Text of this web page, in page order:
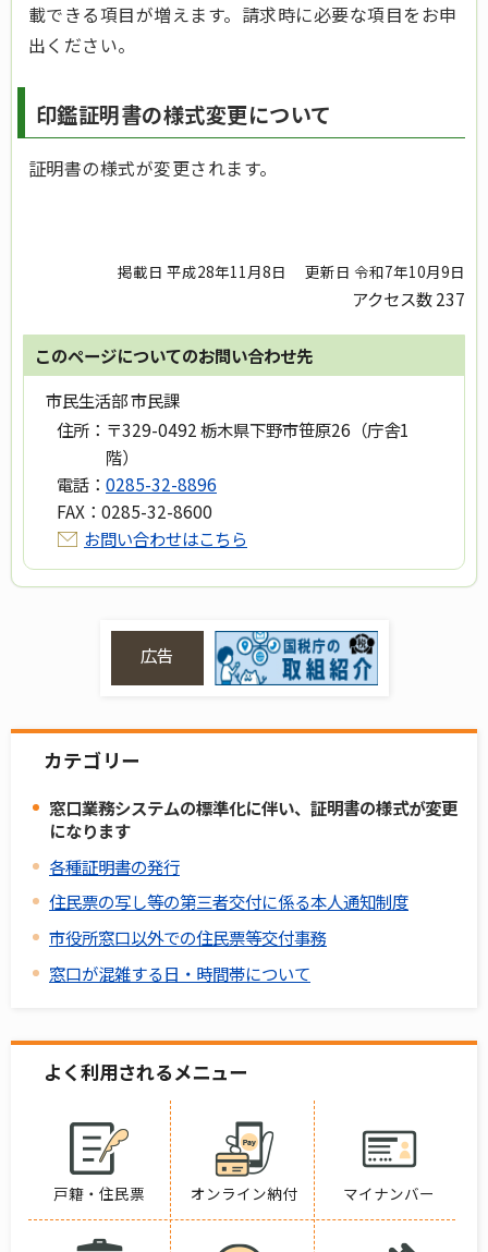
載できる項目が増えます。請求時に必要な項目をお申
出ください。
印鑑証明書の様式変更について
証明書の様式が変更されます。
掲載日 平成28年11月8日 更新日 令和7年10月9日
アクセス数237
このページについてのお問い合わせ先
市民生活部 市民課
住所： 〒329-0492 栃木県下野市笹原26（庁舎1
階）
電話： 0285-32-8896
FAX： 0285-32-8600
お問い合わせはこちら
広告
カテゴリー
窓口業務システムの標準化に伴い、証明書の様式が変更
になります
各種証明書の発行
住民票の写し等の第三者交付に係る本人通知制度
市役所窓口以外での住民票等交付事務
窓口が混雑する日・時間帯について
よく利用されるメニュー
戸籍・住民票 オンライン納付 マイナンバー